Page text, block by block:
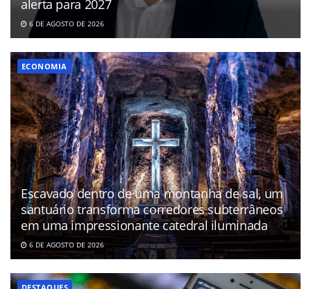
alerta para 2027
6 DE AGOSTO DE 2026
ECONOMIA
Escavado dentro de uma montanha de sal, um
santuário transforma corredores subterrâneos
em uma impressionante catedral iluminada
6 DE AGOSTO DE 2026